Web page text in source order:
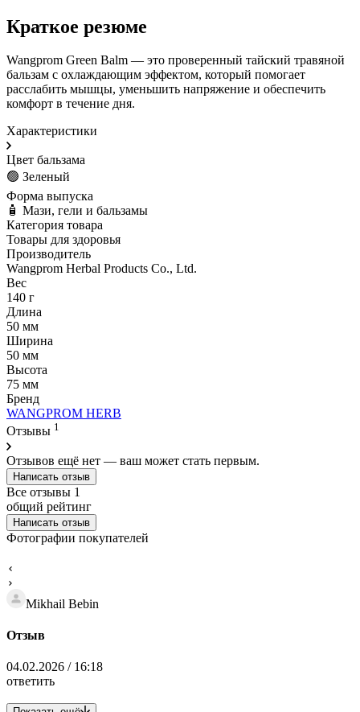
Краткое резюме
Wangprom Green Balm — это проверенный тайский травяной
бальзам с охлаждающим эффектом, который помогает
расслабить мышцы, уменьшить напряжение и обеспечить
комфорт в течение дня.
Характеристики
Цвет бальзама
🟢 Зеленый
Форма выпуска
🧴 Мази, гели и бальзамы
Категория товара
Товары для здоровья
Производитель
Wangprom Herbal Products Co., Ltd.
Вес
140 г
Длина
50 мм
Ширина
50 мм
Высота
75 мм
Бренд
WANGPROM HERB
Отзывы 1
Отзывов ещё нет — ваш может стать первым.
Написать отзыв
Все отзывы 1
общий рейтинг
Написать отзыв
Фотографии покупателей
Mikhail Bebin
Отзыв
04.02.2026 / 16:18
ответить